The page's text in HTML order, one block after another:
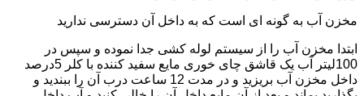
مخزن آب به گونه ای است که به داخل آن دسترسی ندارید
ابتدا مخزن آب را از سیستم لوله کشی جدا نموده و سپس در
100لیتر آب یک قاشق چای خوری مایع سفید کننده با کلر 5درصد
داخل مخزن آب بریزید و در مدت 12 ساعت درب آن را ببندید و